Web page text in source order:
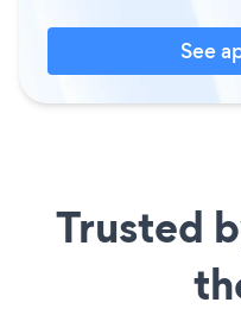
See
Trusted